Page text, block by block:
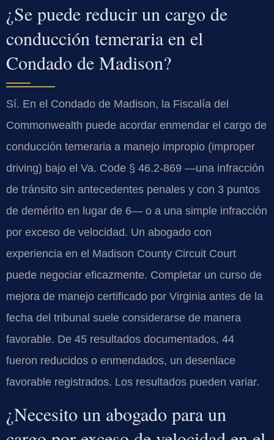
¿Se puede reducir un cargo de
conducción temeraria en el
Condado de Madison?
Sí. En el Condado de Madison, la Fiscalía del
Commonwealth puede acordar enmendar el cargo de
conducción temeraria a manejo impropio (improper
driving) bajo el Va. Code § 46.2-869 —una infracción
de tránsito sin antecedentes penales y con 3 puntos
de demérito en lugar de 6— o a una simple infracción
por exceso de velocidad. Un abogado con
experiencia en el Madison County Circuit Court
puede negociar eficazmente. Completar un curso de
mejora de manejo certificado por Virginia antes de la
fecha del tribunal suele considerarse de manera
favorable. De 45 resultados documentados, 44
fueron reducidos o enmendados, un desenlace
favorable registrados. Los resultados pueden variar.
¿Necesito un abogado para un